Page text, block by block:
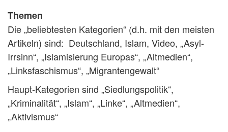
Themen
Die „beliebtesten Kategorien“ (d.h. mit den meisten
Artikeln) sind: Deutschland, Islam, Video, „Asyl-
Irrsinn“, „Islamisierung Europas“, „Altmedien“,
„Linksfaschismus“, „Migrantengewalt“
Haupt-Kategorien sind „Siedlungspolitik“,
„Kriminalität“, „Islam“, „Linke“, „Altmedien“,
„Aktivismus“